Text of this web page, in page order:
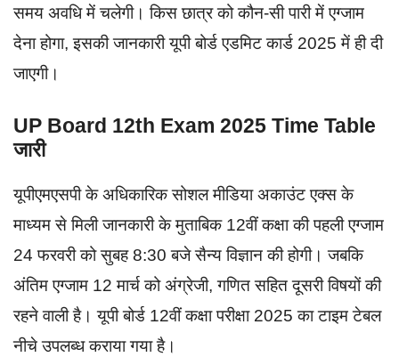
समय अवधि में चलेगी। किस छात्र को कौन-सी पारी में एग्जाम
देना होगा, इसकी जानकारी यूपी बोर्ड एडमिट कार्ड 2025 में ही दी
जाएगी।
UP Board 12th Exam 2025 Time Table
जारी
यूपीएमएसपी के अधिकारिक सोशल मीडिया अकाउंट एक्स के
माध्यम से मिली जानकारी के मुताबिक 12वीं कक्षा की पहली एग्जाम
24 फरवरी को सुबह 8:30 बजे सैन्य विज्ञान की होगी। जबकि
अंतिम एग्जाम 12 मार्च को अंग्रेजी, गणित सहित दूसरी विषयों की
रहने वाली है। यूपी बोर्ड 12वीं कक्षा परीक्षा 2025 का टाइम टेबल
नीचे उपलब्ध कराया गया है।